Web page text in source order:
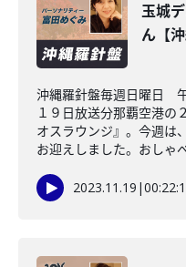
玉城
ん【
沖縄羅針盤毎週日曜日
１９日放送分那覇空港の
オスラウンジ』。今週は
お迎えしました。おしゃ
2023.11.19 |